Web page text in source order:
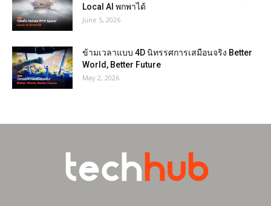
Local AI พกพาได้
June 5, 2026
ข้ามเวลาแบบ 4D นิทรรศการเสมือนจริง Better
World, Better Future
May 2, 2026